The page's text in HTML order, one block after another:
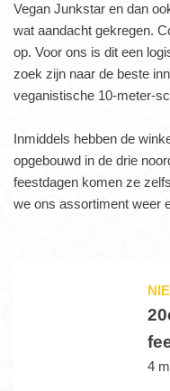
Vegan Junkstar en dan
wat aandacht gekregen.
op. Voor ons is dit een
zoek zijn naar de beste
veganistische 10-meter-
Inmiddels hebben de
opgebouwd in de drie
feestdagen komen ze
we ons assortiment weer
4